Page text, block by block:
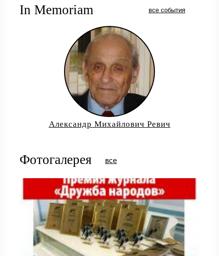
In Memoriam
Александр Михайлович Ревич
все события
Фотогалерея все